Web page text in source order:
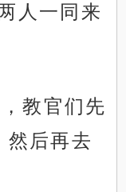
人一同来
教官们先
然后再去